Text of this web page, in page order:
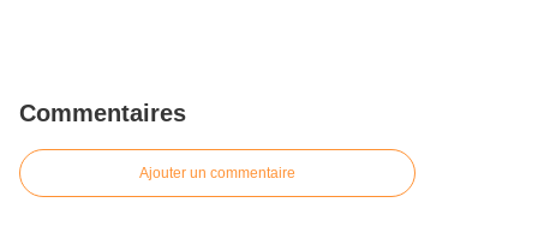
Commentaires
Ajouter un commentaire